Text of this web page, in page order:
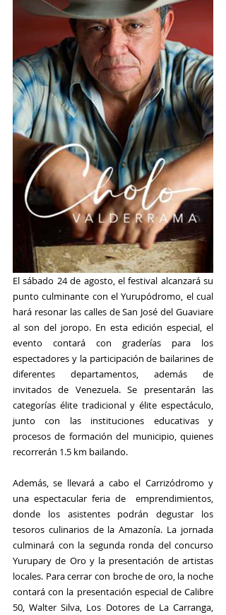
El sábado 24 de agosto, el festival alcanzará su
punto culminante con el Yurupódromo, el cual
hará resonar las calles de San José del Guaviare
al son del joropo. En esta edición especial, el
evento contará con graderías para los
espectadores y la participación de bailarines de
diferentes departamentos, además de
invitados de Venezuela. Se presentarán las
categorías élite tradicional y élite espectáculo,
junto con las instituciones educativas y
procesos de formación del municipio, quienes
recorrerán 1.5 km bailando.
Además, se llevará a cabo el Carrizódromo y
una espectacular feria de  emprendimientos,
donde los asistentes podrán degustar los
tesoros culinarios de la Amazonía. La jornada
culminará con la segunda ronda del concurso
Yurupary de Oro y la presentación de artistas
locales. Para cerrar con broche de oro, la noche
contará con la presentación especial de Calibre
50, Walter Silva, Los Dotores de La Carranga,